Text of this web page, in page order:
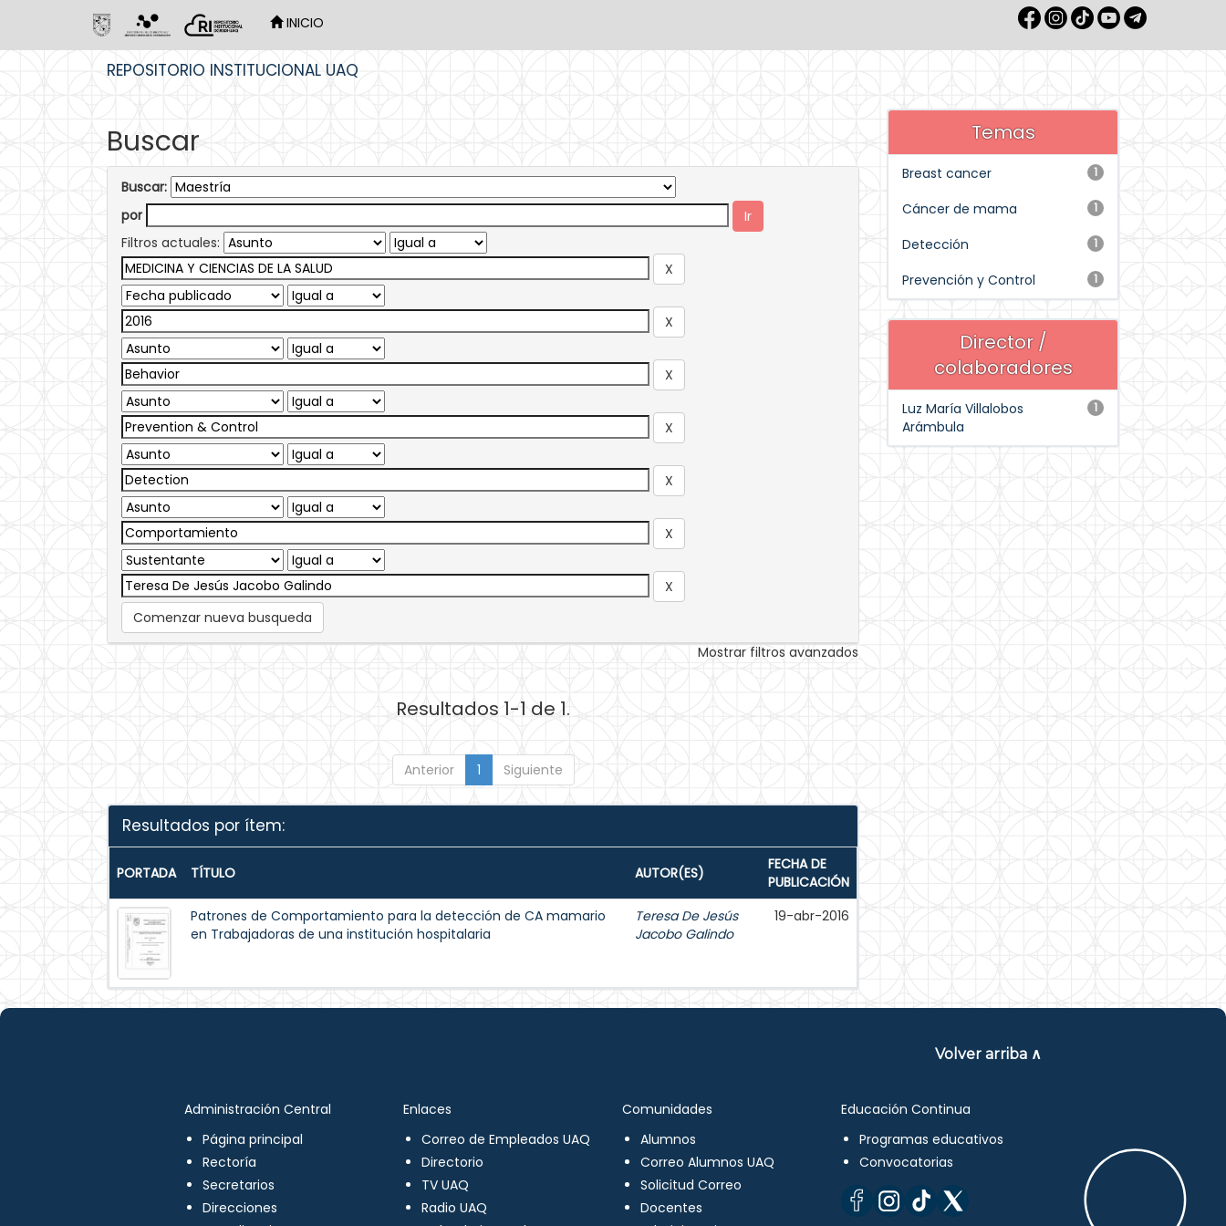
INICIO
REPOSITORIO INSTITUCIONAL UAQ
Buscar
Buscar:
por
Filtros actuales:
Comenzar nueva busqueda
Mostrar filtros avanzados
Resultados 1-1 de 1.
Anterior 1 Siguiente
Resultados por ítem:
PORTADA TÍTULO AUTOR(ES)
FECHA DE
PUBLICACIÓN
Patrones de Comportamiento para la detección de CA mamario
en Trabajadoras de una institución hospitalaria
Teresa De Jesús
Jacobo Galindo
19-abr-2016
Temas
1
Breast cancer
1
Cáncer de mama
1
Detección
1
Prevención y Control
Director /
colaboradores
1
Luz María Villalobos
Arámbula
Volver arriba ∧
Administración Central
Página principal
Rectoría
Secretarios
Direcciones
Enlaces
Correo de Empleados UAQ
Directorio
TV UAQ
Radio UAQ
Comunidades
Alumnos
Correo Alumnos UAQ
Solicitud Correo
Docentes
Educación Continua
Programas educativos
Convocatorias